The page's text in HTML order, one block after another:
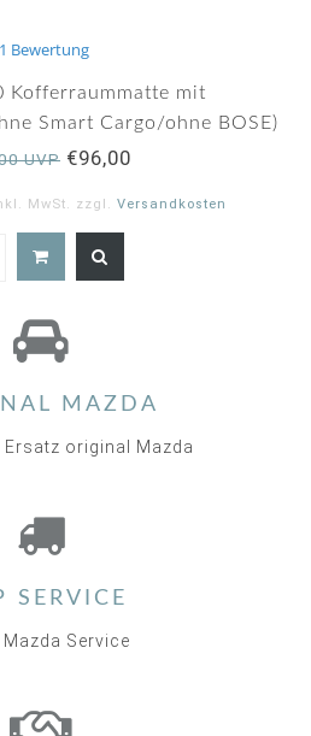
5.0
1 Bewertung
Kofferraummatte mit
Smart Cargo/ohne BOSE)
UVP €96,00
MwSt. zzgl. Versandkosten
MAZDA
original Mazda
SERVICE
Mazda Service